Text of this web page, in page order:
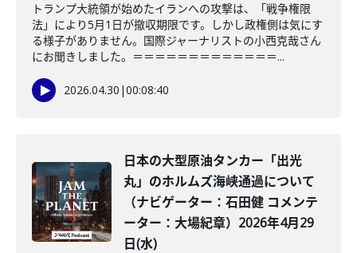
トランプ大統領が始めたイランへの攻撃は、「戦争権限
法」により5月1日が撤収期限です。しかし政権側は気にす
る様子がありません。国際ジャーナリストの小西克哉さん
にお聞きしました。＝＝＝＝＝＝＝＝＝＝＝＝＝...
2026.04.30 |00:08:40
日本の大型原油タンカー「出光
丸」のホルムズ海峡通過について
（ナビゲーター：石田健 コメンテ
ーター：大場紀章）2026年4月29
日(水)